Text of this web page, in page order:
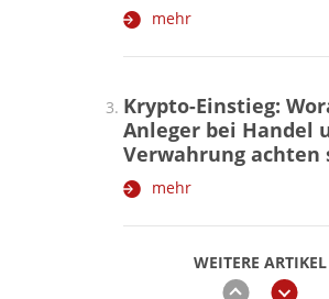
WEITERE ARTIKEL
zurückweiter
mehr
Krypto-Einstieg:
Anleger bei Handel
Verwahrung achten
mehr